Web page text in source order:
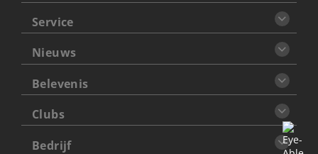
Service
Nieuws
Belevenis
Clubs
Bedrijf